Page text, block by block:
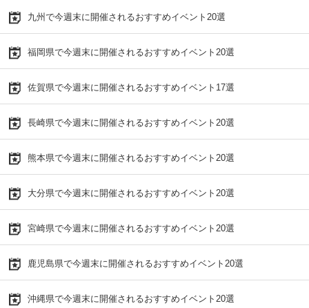
九州で今週末に開催されるおすすめイベント20選
福岡県で今週末に開催されるおすすめイベント20選
佐賀県で今週末に開催されるおすすめイベント17選
長崎県で今週末に開催されるおすすめイベント20選
熊本県で今週末に開催されるおすすめイベント20選
大分県で今週末に開催されるおすすめイベント20選
宮崎県で今週末に開催されるおすすめイベント20選
鹿児島県で今週末に開催されるおすすめイベント20選
沖縄県で今週末に開催されるおすすめイベント20選